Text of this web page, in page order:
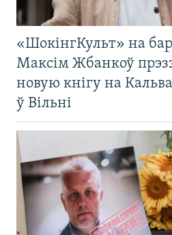
«ШокінгКульт» на
Максім Жбанкоў
новую кнігу на
ў Вільні